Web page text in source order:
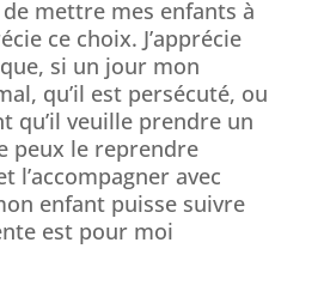
de mettre mes enfants à
ce choix. J’apprécie
si un jour mon
qu’il est persécuté, ou
qu’il veuille prendre un
peux le reprendre
l’accompagner avec
enfant puisse suivre
est pour moi